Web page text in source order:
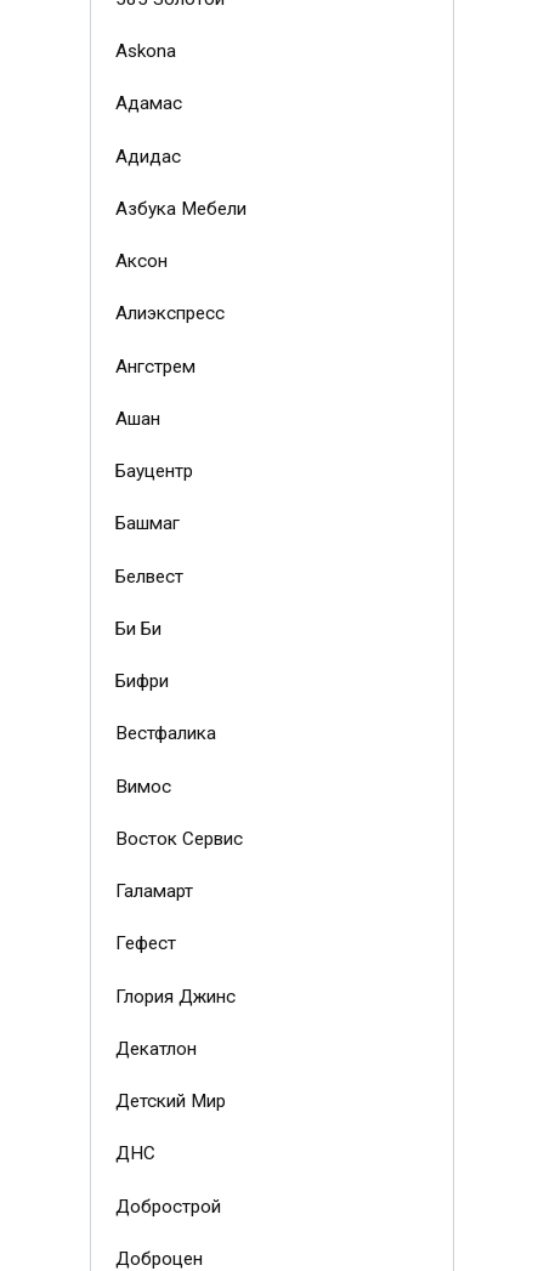
Askona
Адамас
Адидас
Азбука Мебели
Аксон
Алиэкспресс
Ангстрем
Ашан
Бауцентр
Башмаг
Белвест
Би Би
Бифри
Вестфалика
Вимос
Восток Сервис
Галамарт
Гефест
Глория Джинс
Декатлон
Детский Мир
ДНС
Добрострой
Доброцен